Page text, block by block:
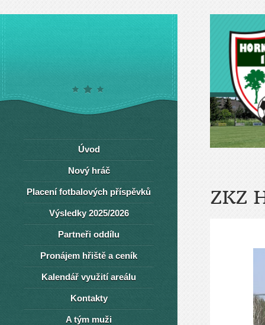
ZKZ
Úvod
Nový hráč
Placení fotbalových příspěvků
Výsledky 2025/2026
Partneři oddílu
Pronájem hřiště a ceník
Kalendář využití areálu
Kontakty
A tým muži